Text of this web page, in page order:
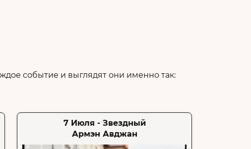
событие и выглядят они именно так:
7 Июля - Звездный
Армэн Авджан